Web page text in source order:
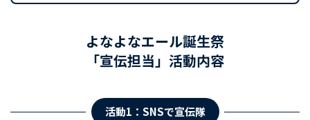
よなよなエール誕生祭
「宣伝担当」活動内容
活動1：SNSで宣伝隊